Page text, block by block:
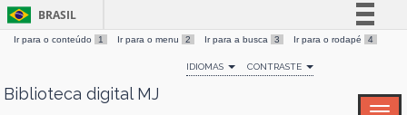
Skip
BRASIL
Simplifique!
Comunica BR
Ir para o conteúdo 1 Ir para o menu 2 Ir para a busca 3 Ir para o rodapé 4
IDIOMAS CONTRASTE
Biblioteca digital MJ